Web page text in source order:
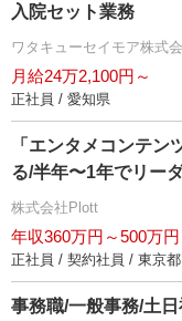
入院セット業務
ワタキューセイモア株式
月給24万2,100円～
正社員 / 愛知県
「エンタメコンテン
る/半年〜1年でリー
株式会社Plott
年収360万円～500万円
正社員 / 契約社員 / 東京都
事務職/一般事務/土